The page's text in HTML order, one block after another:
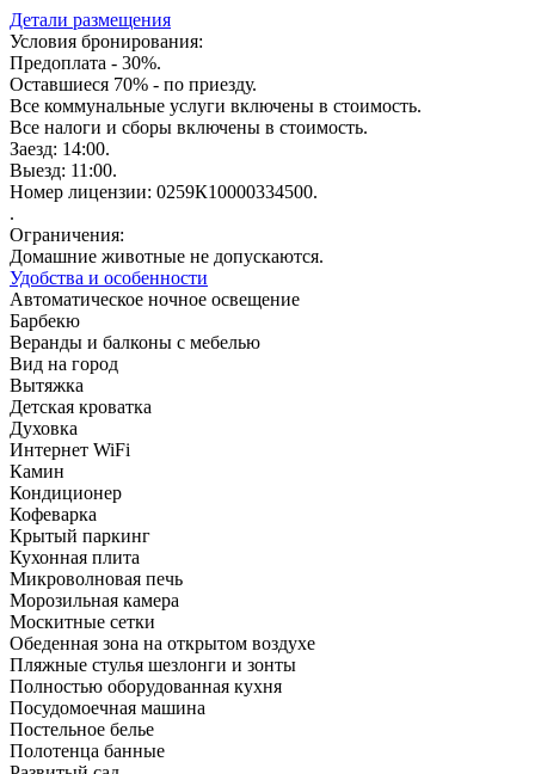
Детали размещения
Условия бронирования:
Предоплата - 30%.
Оставшиеся 70% - по приезду.
Все коммунальные услуги включены в стоимость.
Все налоги и сборы включены в стоимость.
Заезд: 14:00.
Выезд: 11:00.
Номер лицензии: 0259К10000334500.
.
Ограничения:
Домашние животные не допускаются.
Удобства и особенности
Автоматическое ночное освещение
Барбекю
Веранды и балконы с мебелью
Вид на город
Вытяжка
Детская кроватка
Духовка
Интернет WiFi
Камин
Кондиционер
Кофеварка
Крытый паркинг
Кухонная плита
Микроволновая печь
Морозильная камера
Москитные сетки
Обеденная зона на открытом воздухе
Пляжные стулья шезлонги и зонты
Полностью оборудованная кухня
Посудомоечная машина
Постельное белье
Полотенца банные